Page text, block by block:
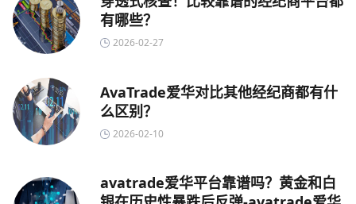
有哪些？
2026-02-27
AvaTrade爱华对比其他经纪商都有什
么区别？
2026-02-10
avatrade爱华平台靠谱吗？黄金和白